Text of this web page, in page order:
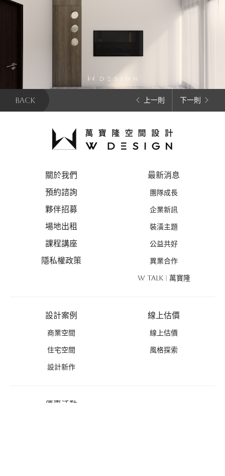
BACK 上一則 下一則
關於我們
預約諮詢
夥伴招募
場地出租
課程講座
隱私權政策
最新消息
團隊成長
企業新訊
裝潢主題
公益共好
異業合作
W TALK | 萬寶隆
設計案例
商業空間
住宅空間
設計新作
線上估價
線上估價
風格探索
優惠活動